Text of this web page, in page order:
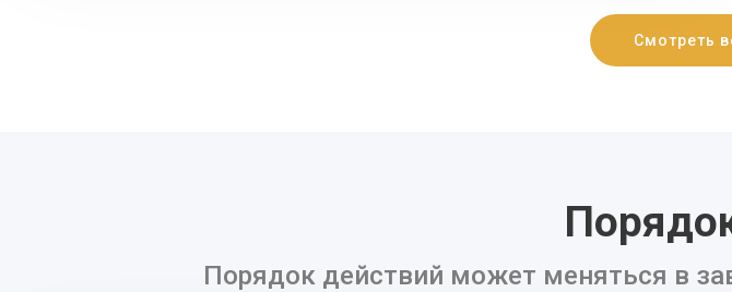
Смотреть
Порядок действий может меняться в